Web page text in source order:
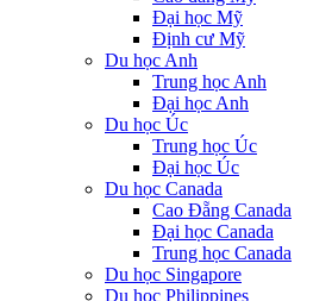
Đại học Mỹ
Định cư Mỹ
Du học Anh
Trung học Anh
Đại học Anh
Du học Úc
Trung học Úc
Đại học Úc
Du học Canada
Cao Đẵng Canada
Đại học Canada
Trung học Canada
Du học Singapore
Du học Philippines